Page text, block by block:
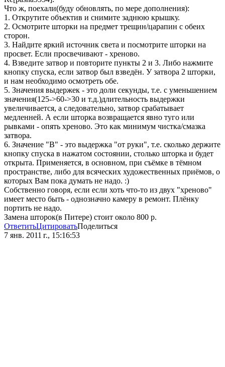
Что ж, поехали(буду обновлять, по мере дополнения):
1. Открутите объектив и снимите заднюю крышку.
2. Осмотрите шторки на предмет трещин/царапин с обеих
сторон.
3. Найдите яркий источник света и посмотрите шторки на
просвет. Если просвечивают - хреново.
4. Взведите затвор и повторите пункты 2 и 3. Либо нажмите
кнопку спуска, если затвор был взведён. У затвора 2 шторки,
и нам необходимо осмотреть обе.
5. Значения выдержек - это доли секунды, т.е. с уменьшением
значения(125->60->30 и т.д.)длительность выдержки
увеличивается, а следовательно, затвор срабатывает
медленней. А если шторка возвращается явно туго или
рывками - опять хреново. Это как минимум чистка/смазка
затвора.
6. Значение "В" - это выдержка "от руки", т.е. сколько держите
кнопку спуска в нажатом состоянии, столько шторка и будет
открыта. Применяется, в основном, при съёмке в тёмном
пространстве, либо для всяческих художественных приёмов, о
которых Вам пока думать не надо. :)
Собственно говоря, если если хоть что-то из двух "хреново"
имеет место быть - однозначно камеру в ремонт. Плёнку
портить не надо.
Замена шторок(в Питере) стоит около 800 р.
ОтветитьЦитироватьПоделиться
7 янв. 2011 г., 15:16:53